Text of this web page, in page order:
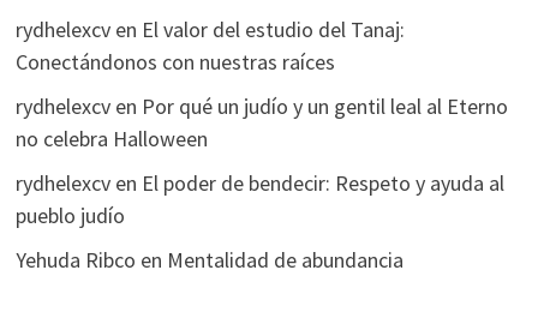
rydhelexcven El valor del estudio del Tanaj:
Conectándonos con nuestras raíces
rydhelexcven Por qué un judío y un gentil leal al Eterno
no celebra Halloween
rydhelexcven El poder de bendecir: Respeto y ayuda al
pueblo judío
Yehuda Ribco en Mentalidad de abundancia